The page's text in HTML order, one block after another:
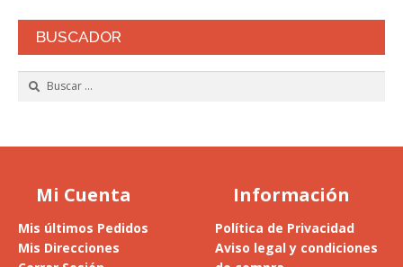
BUSCADOR
Buscar:
Mi Cuenta
Mis últimos Pedidos
Mis Direcciones
Información
Política de Privacidad
Aviso legal y condiciones